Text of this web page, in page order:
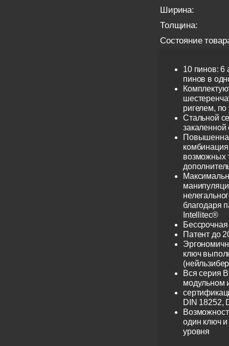
Ширина:
Толщина:
Состояние
10 пинов: 6
пинов в
ригелем,
Стальной
закаленной
возможных
благодаря
Intellitec®
Патент до
ключ
Вся серия
модульном
DIN 18252,
один ключ и
уровня